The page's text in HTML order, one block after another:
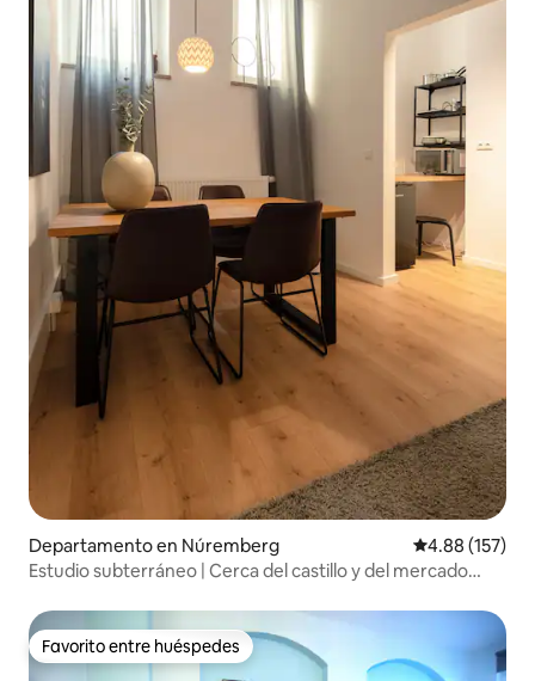
Departamento en Núremberg Calificación
4.88 (157)
Estudio subterráneo | Cerca del castillo y del mercado
Favorito entre huéspedes
Favorito entre huéspedes